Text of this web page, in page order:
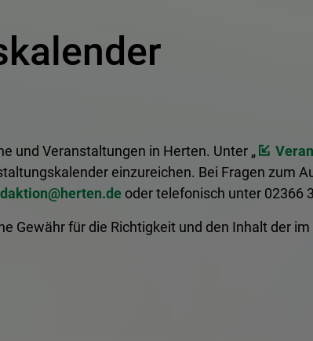
und Veranstaltungen in Herten. Unter „
einzureichen. Bei Fragen zum
oder telefonisch unter 02366
Gewähr für die Richtigkeit und den Inhalt der